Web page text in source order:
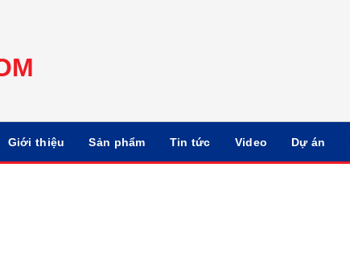
Giới thiệu Sản phẩm Tin tức Video Dự án